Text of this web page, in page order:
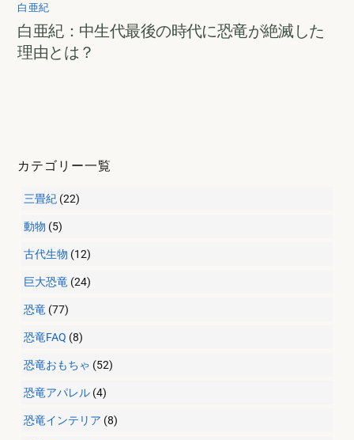
白亜紀
白亜紀：中生代最後の時代に恐竜が絶滅した
理由とは？
カテゴリー一覧
三畳紀 (22)
動物 (5)
古代生物 (12)
巨大恐竜 (24)
恐竜 (77)
恐竜FAQ (8)
恐竜おもちゃ (52)
恐竜アパレル (4)
恐竜インテリア (8)